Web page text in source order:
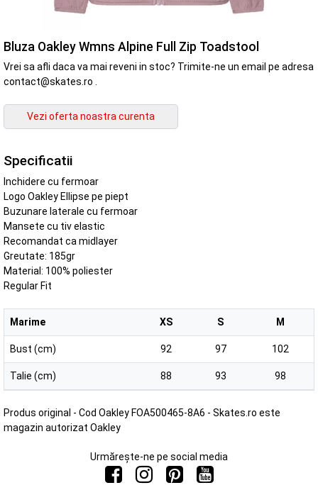
Bluza Oakley Wmns Alpine Full Zip Toadstool
Vrei sa afli daca va mai reveni in stoc? Trimite-ne un email pe adresa
contact@skates.ro .
Specificatii
Inchidere cu fermoar
Logo Oakley Ellipse pe piept
Buzunare laterale cu fermoar
Mansete cu tiv elastic
Recomandat ca midlayer
Greutate: 185gr
Material: 100% poliester
Regular Fit
Marime XS S M
Bust (cm) 92 97 102
Talie (cm) 88 93 98
Produs original - Cod Oakley FOA500465-8A6 - Skates.ro este
magazin autorizat Oakley
Urmărește-ne pe social media